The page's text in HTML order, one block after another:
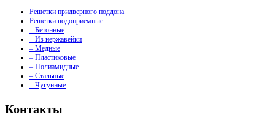
Решетки придверного поддона
Решетки водоприемные
– Бетонные
– Из нержавейки
– Медные
– Пластиковые
– Полиамидные
– Стальные
– Чугунные
Контакты